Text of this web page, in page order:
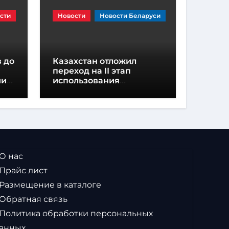
до
Новости Новости Беларуси
Казахстан отложил
переход на II этап
использования
из-за дефицита
устройств
нас
лист
в каталоге
связь
обработки персональных